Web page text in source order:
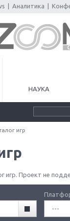
Аналитика
НАУКА
игр
игр. Проект не
---